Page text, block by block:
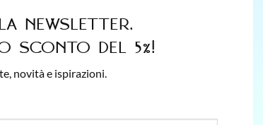
newsletter.
sconto del 5%!
novità e ispirazioni.